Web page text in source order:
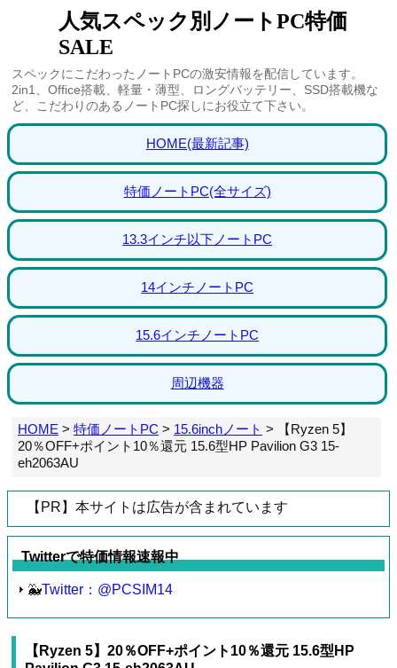
人気スペック別ノートPC特価
SALE
スペックにこだわったノートPCの激安情報を配信しています。
2in1、Office搭載、軽量・薄型、ロングバッテリー、SSD搭載機な
ど、こだわりのあるノートPC探しにお役立て下さい。
HOME(最新記事)
特価ノートPC(全サイズ)
13.3インチ以下ノートPC
14インチノートPC
15.6インチノートPC
周辺機器
HOME > 特価ノートPC > 15.6inchノート >
【Ryzen 5】
20％OFF+ポイント10％還元 15.6型HP Pavilion G3 15-
eh2063AU
【PR】本サイトは広告が含まれています
Twitterで特価情報速報中
🐳Twitter：@PCSIM14
【Ryzen 5】20％OFF+ポイント10％還元 15.6型HP